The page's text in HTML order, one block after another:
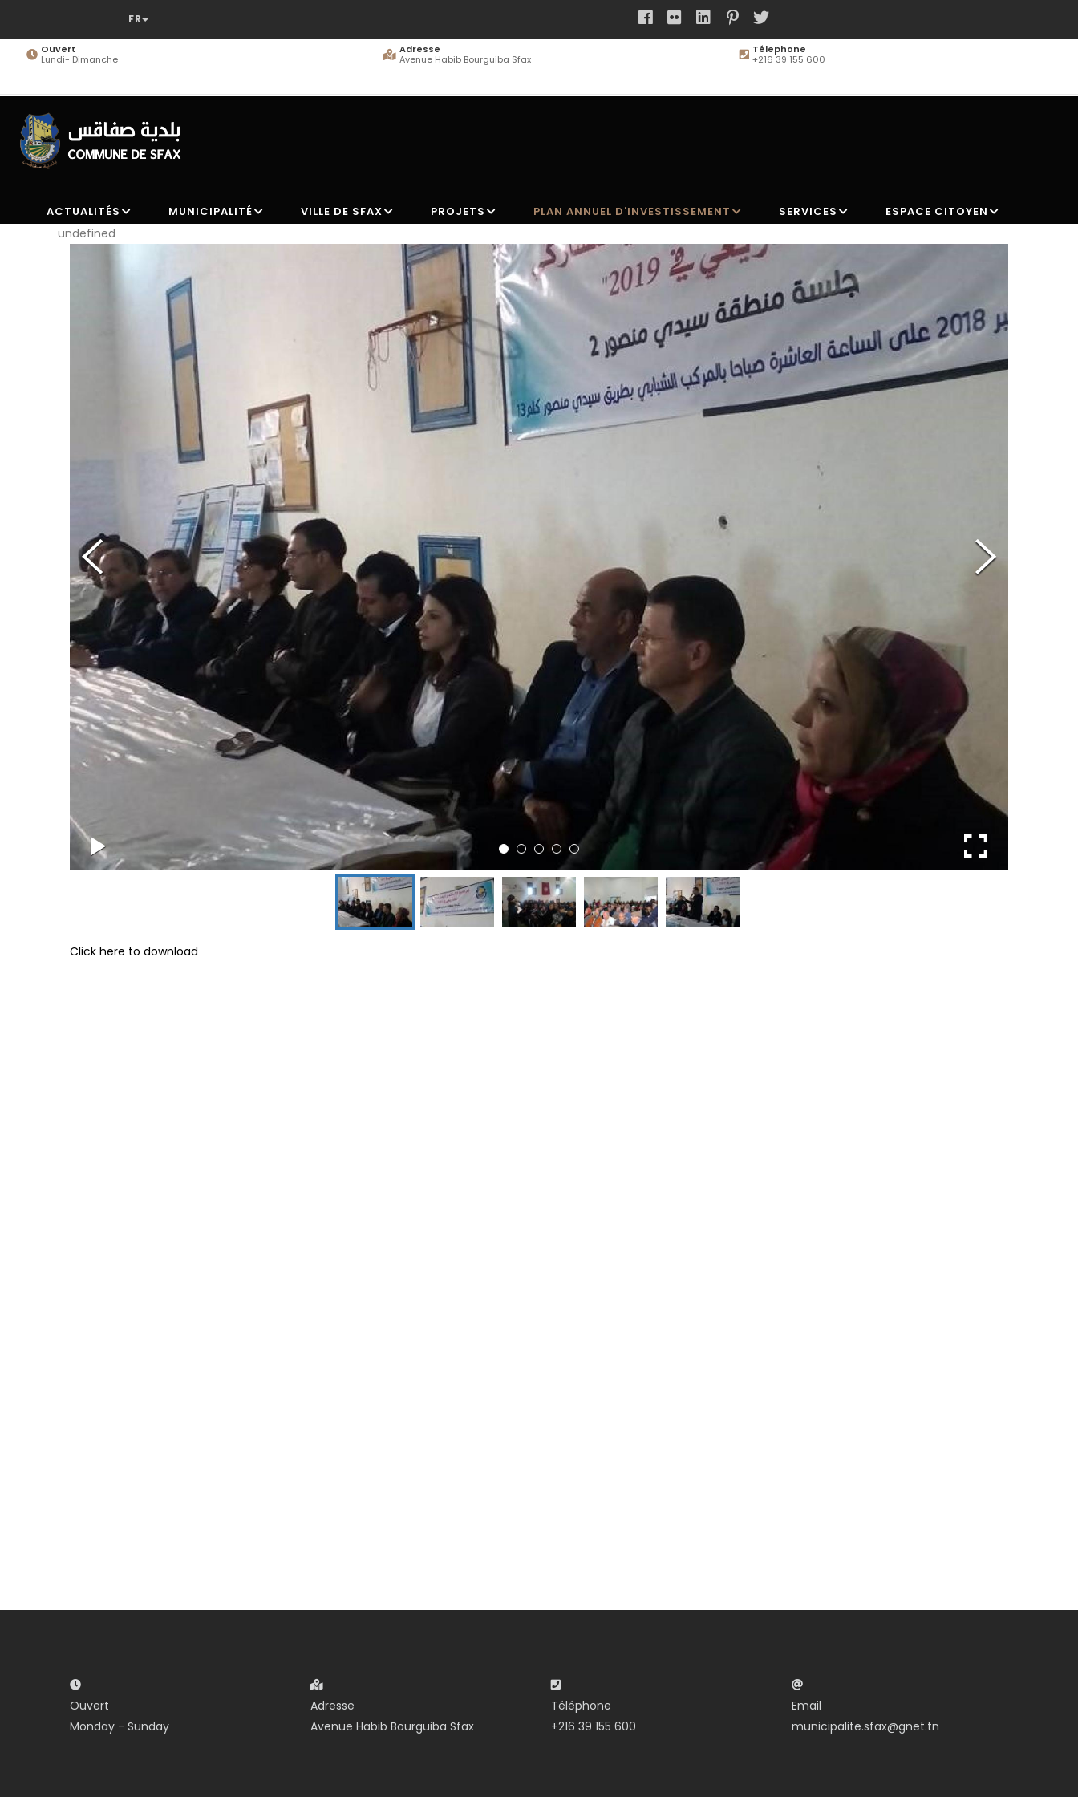
contenuOuvert
Lundi- Dimanche
Adresse
Avenue Habib Bourguiba Sfax
Télephone
+216 39 155 600
NAVIGATION
ACTUALITÉS MUNICIPALITÉ VILLE DE SFAX PROJETS PLAN ANNUEL D'INVESTISSEMENT SERVICES ESPACE CITOYEN
undefined
Click here to download
Ouvert
Monday - Sunday
Adresse
Avenue Habib Bourguiba Sfax
Téléphone
+216 39 155 600
Email
municipalite.sfax@gnet.tn